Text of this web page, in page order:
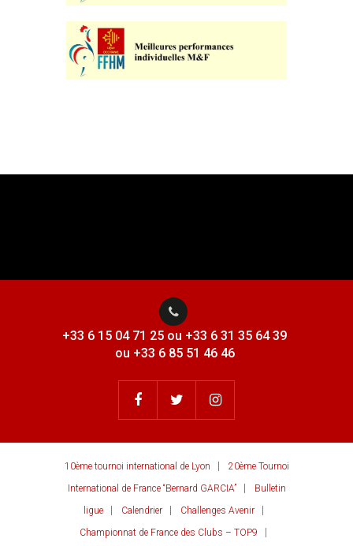
+33 6 15 04 71 25 ou +33 6 31 35 64 39
ou +33 6 85 51 46 46
10ème tournoi international de Lyon
20ème Tournoi
International de France “Bernard GARCIA”
Bulletin
ligue
Calendrier
Challenges Avenir
Championnat de France des Clubs – TOP9